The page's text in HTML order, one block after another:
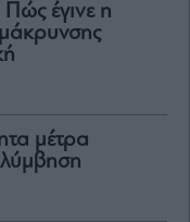
Πώς έγινε η
μέτρα